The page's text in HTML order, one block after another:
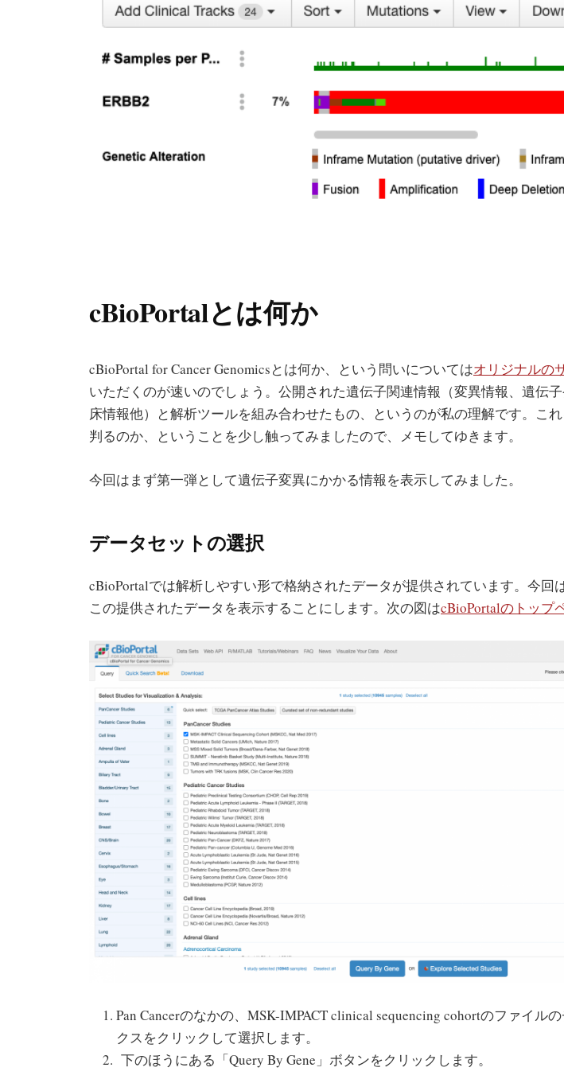
cBioPortalとは何か
cBioPortal for Cancer Genomicsとは何か、という問いについてはオリジナルの
いただくのが速いのでしょう。公開された遺伝子関連情報（変異情報、遺伝
床情報他）と解析ツールを組み合わせたもの、というのが私の理解です。こ
判るのか、ということを少し触ってみましたので、メモしてゆきます。
今回はまず第一弾として遺伝子変異にかかる情報を表示してみました。
データセットの選択
cBioPortalでは解析しやすい形で格納されたデータが提供されています。今回
この提供されたデータを表示することにします。次の図はcBioPortalのトップ
Pan Cancerのなかの、MSK-IMPACT clinical sequencing cohortのファイル
クスをクリックして選択します。
下のほうにある「Query By Gene」ボタンをクリックします。